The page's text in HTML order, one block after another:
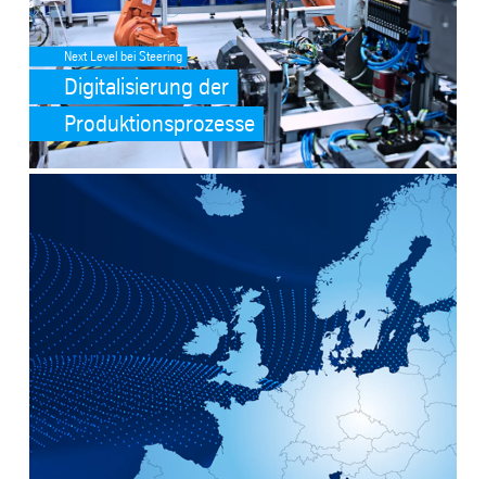
Next Level bei Steering
Digitalisierung der
Produktionsprozesse
SafeValue must use [property]=binding: European Resilience